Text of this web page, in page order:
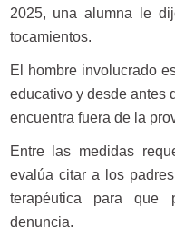
2025, una alumna le
tocamientos.
El hombre involucrado
educativo y desde antes
encuentra fuera de la
Entre las medidas
evalúa citar a los
terapéutica para que
denuncia.